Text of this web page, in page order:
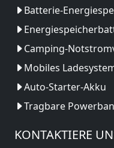
Batterie-
Camping-
Mobiles
Auto-Starter-Akku
Tragbare
KONTAKTIERE